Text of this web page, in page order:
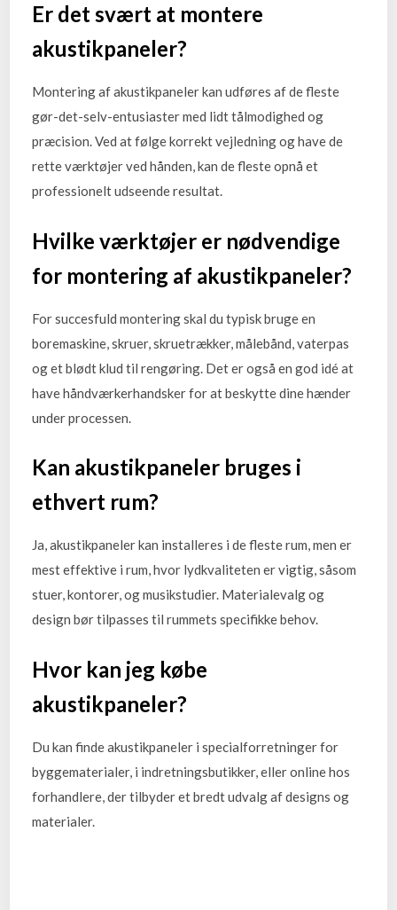
Er det svært at montere
akustikpaneler?
Montering af akustikpaneler kan udføres af de fleste
gør-det-selv-entusiaster med lidt tålmodighed og
præcision. Ved at følge korrekt vejledning og have de
rette værktøjer ved hånden, kan de fleste opnå et
professionelt udseende resultat.
Hvilke værktøjer er nødvendige
for montering af akustikpaneler?
For succesfuld montering skal du typisk bruge en
boremaskine, skruer, skruetrækker, målebånd, vaterpas
og et blødt klud til rengøring. Det er også en god idé at
have håndværkerhandsker for at beskytte dine hænder
under processen.
Kan akustikpaneler bruges i
ethvert rum?
Ja, akustikpaneler kan installeres i de fleste rum, men er
mest effektive i rum, hvor lydkvaliteten er vigtig, såsom
stuer, kontorer, og musikstudier. Materialevalg og
design bør tilpasses til rummets specifikke behov.
Hvor kan jeg købe
akustikpaneler?
Du kan finde akustikpaneler i specialforretninger for
byggematerialer, i indretningsbutikker, eller online hos
forhandlere, der tilbyder et bredt udvalg af designs og
materialer.